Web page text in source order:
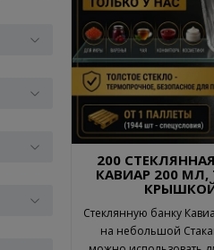
200
КАВИАР 200 МЛ,
Стеклянную банку
на небольшой